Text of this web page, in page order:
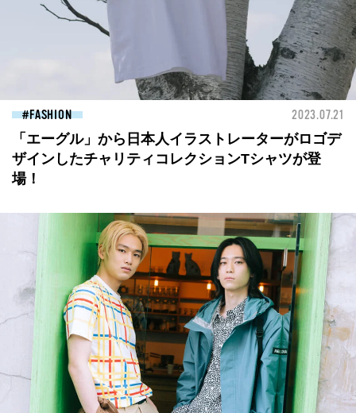
FASHION 2023.07.21
「エーグル」から日本人イラストレーターがロゴデ
ザインしたチャリティコレクションTシャツが登
場！